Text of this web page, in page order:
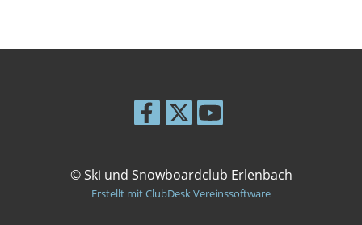
© Ski und Snowboardclub Erlenbach
Erstellt mit ClubDesk Vereinssoftware